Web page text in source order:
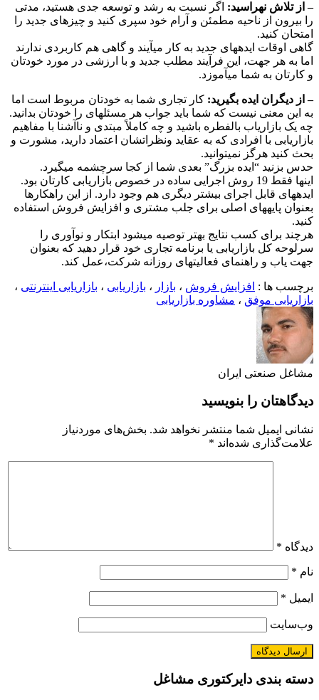
– از تلاش نهراسید: اگر نسبت به رشد و توسعه جدی هستید، مدتی
را بیرون از ناحیه مطمئن و آرام خود سپری کنید و چیزهای جدید را
امتحان کنید.
گاهی اوقات ایدههای جدید به کار میآیند و گاهی هم کاربردی ندارند
اما به هر جهت، این فرآیند مطلب جدید و با ارزشی در مورد خودتان
و کارتان به شما میآموزد.
– از دیگران ایده بگیرید: کار تجاری شما به خودتان مربوط است اما
به این معنی نیست که شما باید جواب هر مسئلهای را خودتان بدانید.
چه یک بازاریاب بالفطره باشید و چه کاملاً مبتدی و ناآشنا با مفاهیم
بازاریابی با افرادی که به عقاید ونظراتشان اعتماد دارید، مشورت و
بحث کنید هرگز نمیتوانید.
حدس بزنید “ایده بزرگ” بعدی شما از کجا سرچشمه میگیرد.
اینها فقط 19 روش اجرایی ساده در خصوص بازاریابی کارتان بود.
ایدههای قابل اجرای بیشتر دیگری هم وجود دارد. از این راهکارها
بعنوان پایههای اصلی برای جلب مشتری و افزایش فروش استفاده
کنید.
هرچند برای کسب نتایج بهتر توصیه میشود ابتکار و نوآوری را
سرلوحه کل بازاریابی یا برنامه تجاری خود قرار دهید که بعنوان
جهت یاب و راهنمای فعالیتهای روزانه شرکت،عمل کند.
برچسب ها : افزایش فروش ، بازار ، بازاریابی ، بازاریابی اینترنتی ،
بازاریابی موفق ، مشاوره بازاریابی
مشاغل صنعتی ایران
دیدگاهتان را بنویسید
نشانی ایمیل شما منتشر نخواهد شد. بخش‌های موردنیاز
علامت‌گذاری شده‌اند *
دیدگاه *
نام *
ایمیل *
وب‌سایت
دسته بندی دایرکتوری مشاغل